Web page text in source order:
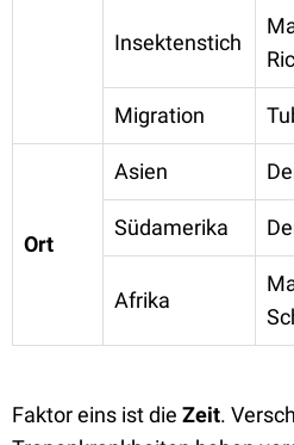
Insektenstich
Migration
Ort
Asien
Südamerika
Afrika
Faktor eins ist die Zeit.